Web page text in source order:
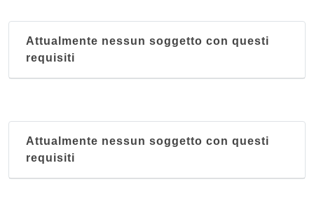
Attualmente nessun soggetto con questi
requisiti
Attualmente nessun soggetto con questi
requisiti